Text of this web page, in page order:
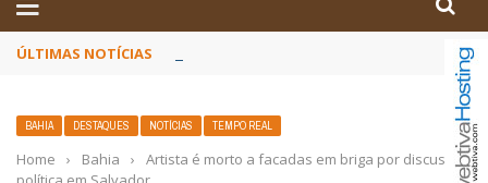
ÚLTIMAS NOTÍCIAS Poetas baianos representam o Brasil no
BAHIA DESTAQUES NOTÍCIAS TEMPO REAL
Home › Bahia ›
Artista é morto a facadas em briga por discussão